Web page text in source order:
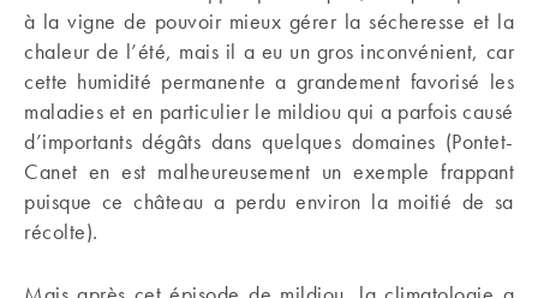
à la vigne de pouvoir mieux gérer la sécheresse et la
chaleur de l’été, mais il a eu un gros inconvénient, car
cette humidité permanente a grandement favorisé les
maladies et en particulier le mildiou qui a parfois causé
d’importants dégâts dans quelques domaines (Pontet-
Canet en est malheureusement un exemple frappant
puisque ce château a perdu environ la moitié de sa
récolte).